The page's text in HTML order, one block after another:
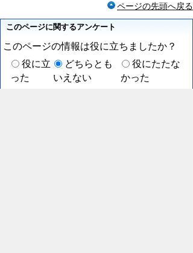
ページの先頭へ戻る
このページに関するアンケート
このページの情報は役に立ちましたか？
役に立
った
どちらとも
いえない
役にたたな
かった